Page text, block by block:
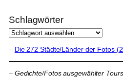
Schlagwörter
– Die 272 Städte/Länder der Fotos
– Gedichte/Fotos ausgewählter